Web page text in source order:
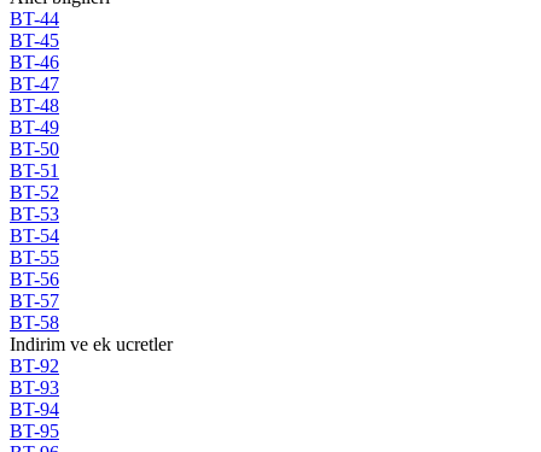
BT-44
BT-45
BT-46
BT-47
BT-48
BT-49
BT-50
BT-51
BT-52
BT-53
BT-54
BT-55
BT-56
BT-57
BT-58
Indirim ve ek ucretler
BT-92
BT-93
BT-94
BT-95